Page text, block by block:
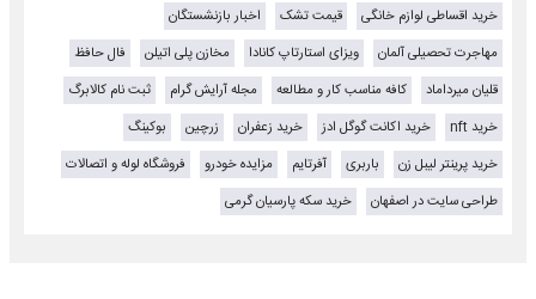
خرید اقساطی لوازم خانگی قیمت تشک
اخبار بازنشستگان
مهاجرت تحصیلی آلمان
ویزای استارتاپ کانادا مخازن پلی اتیلن
فال حافظ
قلیان میرداماد
کافه مناسب کار و مطالعه مجله آرایش گرام
ثبت نام کالابرگ
خرید nft
خرید اکانت گوگل ادز خرید زعفران زرچین
بوکینگ
خرید پرینتر لیبل زن
باربری آفرتایم مزایده خودرو
فروشگاه لوله و اتصالات
طراحی سایت در اصفهان
خرید سکه پارسیان گرمی